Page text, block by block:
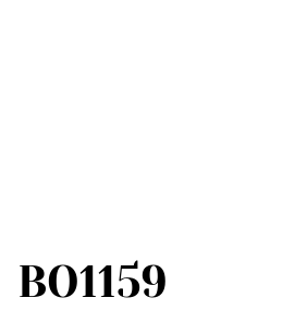
BO1159